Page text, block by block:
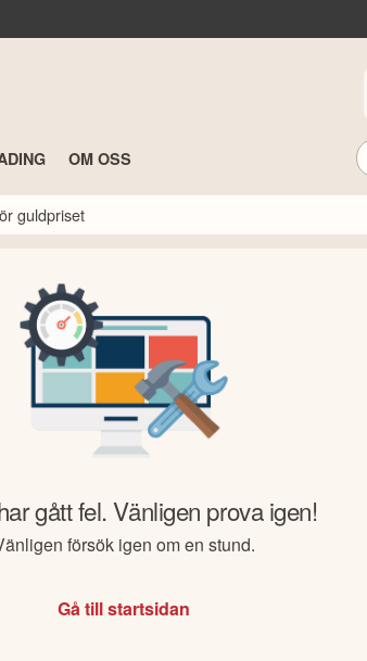
OM OSS
guldpriset
gått fel. Vänligen prova igen!
försök igen om en stund.
Gå till startsidan